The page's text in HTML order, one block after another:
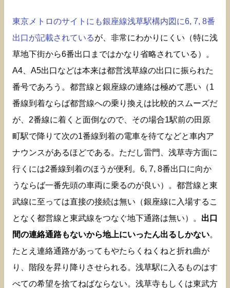
東京メトロのサイトにも銀座線浅草駅構内図に6, 7, 8番
出口が記載されているが、非常にわかりにくい（特に浅
草地下街から6番出口まではかなり省略されている）。
A4、A5出口などは本来は都営浅草線の出口に振られた
番号であろう。都営線と銀座線の連絡は極めて悪い（1
番線到着ならば都営線への乗り換えは比較的スムーズだ
が、2番線に着くと面倒なので、その場合1駅前の田原
町駅で降りて次の1番線到着の電車を待てなどと車内ア
ナウンスがあるほどである。ただし雷門、浅草寺方面に
行くには2番線到着のほうが便利。6, 7, 8番出口に向か
うならば一番先頭の車両に乗るのが良い）。都営線と東
武線に至っては直接の接続は無い（銀座線に入場するこ
となく都営線と東武線をつなぐ地下通路は無い）。 出口
間の連絡通路もないから地上にいったん出るしかない。
たとえ連絡通路があってもやたらくねくねと折れ曲が
り、階段を昇り降りさせられる。浅草駅に入るものはす
べての希望を捨てねばならない。浅草寺もしくは東武方